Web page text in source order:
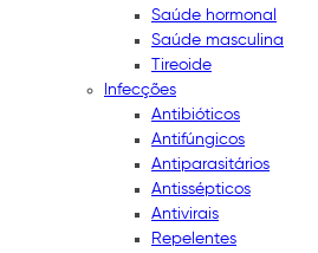
Saúde hormonal
Saúde masculina
Tireoide
Infecções
Antibióticos
Antifúngicos
Antiparasitários
Antissépticos
Antivirais
Repelentes